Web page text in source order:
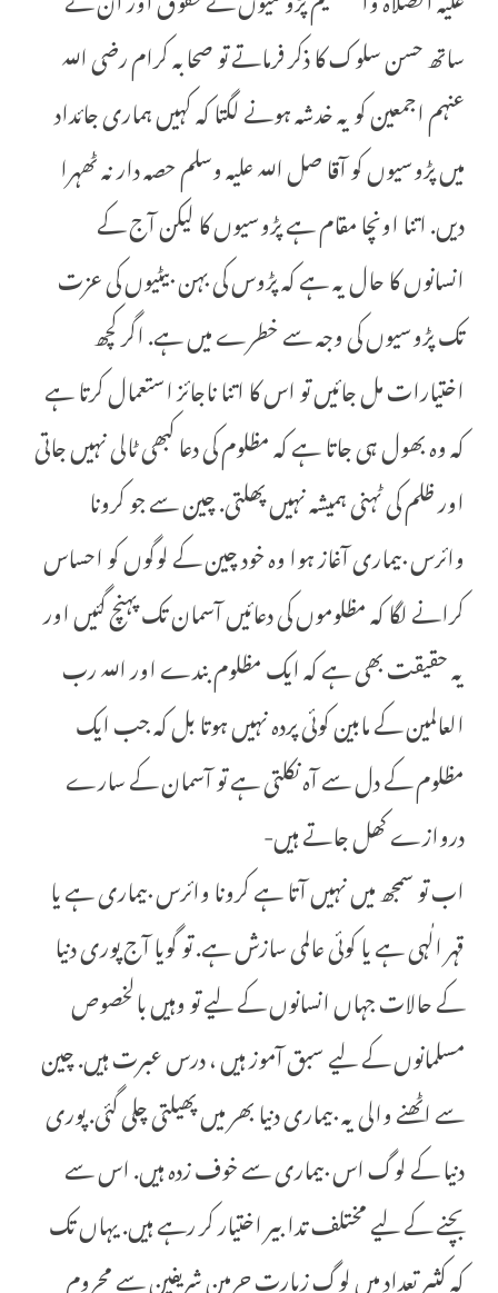
ساتھ حسن سلوک کا ذکر فرماتے تو صحابہ کرام رضی اللہ
عنہم اجمعین کو یہ خدشہ ہونے لگتا کہ کہیں ہماری جائداد
میں پڑوسیوں کو آقا صل اللہ علیہ وسلم حصہ دار نہ ٹھہرا
دیں. اتنا اونچا مقام ہے پڑوسیوں کا لیکن آج کے
انسانوں کا حال یہ ہے کہ پڑوس کی بہن بیٹیوں کی عزت
تک پڑوسیوں کی وجہ سے خطرے میں ہے. اگر کچھ
اختیارات مل جائیں تو اس کا اتنا ناجائز استعمال کرتا ہے
کہ وہ بھول ہی جاتا ہے کہ مظلوم کی دعا کبھی ٹالی نہیں جاتی
اور ظلم کی ٹہنی ہمیشہ نہیں پھلتی. چین سے جو کرونا
وائرس بیماری آغاز ہوا وہ خود چین کے لوگوں کو احساس
کرانے لگا کہ مظلوموں کی دعائیں آسمان تک پہنچ گئیں اور
یہ حقیقت بھی ہے کہ ایک مظلوم بندے اور اللہ رب
العالمین کے مابین کوئی پردہ نہیں ہوتا بل کہ جب ایک
مظلوم کے دل سے آہ نکلتی ہے تو آسمان کے سارے
دروازے کھل جاتے ہیں-
اب تو سمجھ میں نہیں آتا ہے کرونا وائرس بیماری ہے یا
قہر الٰہی ہے یا کوئی عالمی سازش ہے. تو گویا آج پوری دنیا
کے حالات جہاں انسانوں کے لیے تو وہیں بالخصوص
مسلمانوں کے لیے سبق آموز ہیں ، درس عبرت ہیں. چین
سے اٹھنے والی یہ بیماری دنیا بھر میں پھیلتی چلی گئی. پوری
دنیا کے لوگ اس بیماری سے خوف زدہ ہیں. اس سے
بچنے کے لیے مختلف تدابیر اختیار کر رہے ہیں. یہاں تک
کہ کثیر تعداد میں لوگ زیارت حرمین شریفین سے محروم